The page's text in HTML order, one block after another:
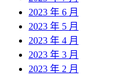
2023 年 6 月
2023 年 5 月
2023 年 4 月
2023 年 3 月
2023 年 2 月